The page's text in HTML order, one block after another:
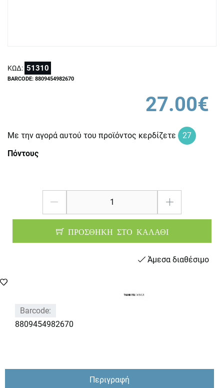
ΚΩΔ: 51310
BARCODE: 8809454982670
27.00€
Με την αγορά αυτού του προϊόντος κερδίζετε
27
Πόντους
ΠΡΟΣΘΗΚΗ ΣΤΟ ΚΑΛΑΘΙ
Άμεσα διαθέσιμο
Barcode:
8809454982670
Περιγραφή